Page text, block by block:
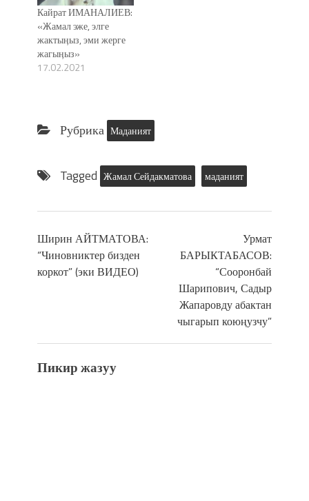
Кайрат ИМАНАЛИЕВ:
«Жамал эже, элге
жактыӊыз, эми жерге
жагыӊыз»
17.02.2021
Рубрика Маданият
Tagged Жамал Сейдакматова маданият
Ширин АЙТМАТОВА:
“Чиновниктер бизден
коркот” (эки ВИДЕО)
Урмат
БАРЫКТАБАСОВ:
“Сооронбай
Шарипович, Садыр
Жапаровду абактан
чыгарып коюңузчу”
Пикир жазуу